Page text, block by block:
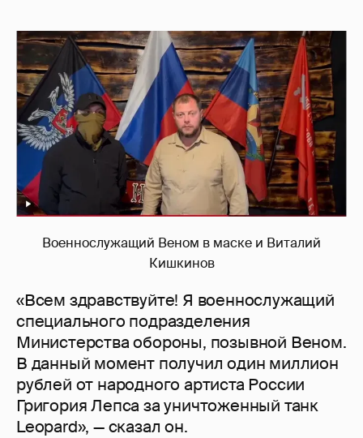
Военнослужащий Веном в маске и Виталий
Кишкинов
«Всем здравствуйте! Я военнослужащий
специального подразделения
Министерства обороны, позывной Веном.
В данный момент получил один миллион
рублей от народного артиста России
Григория Лепса за уничтоженный танк
Leopard», — сказал он.